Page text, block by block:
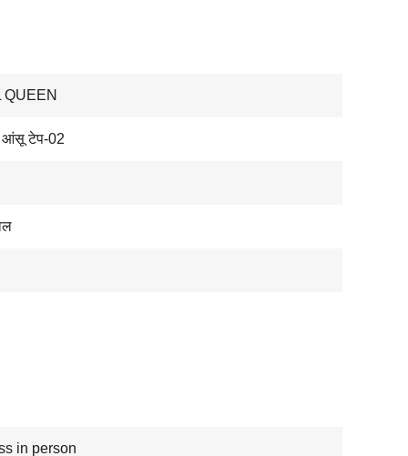
QUEEN
टेप-02
in person